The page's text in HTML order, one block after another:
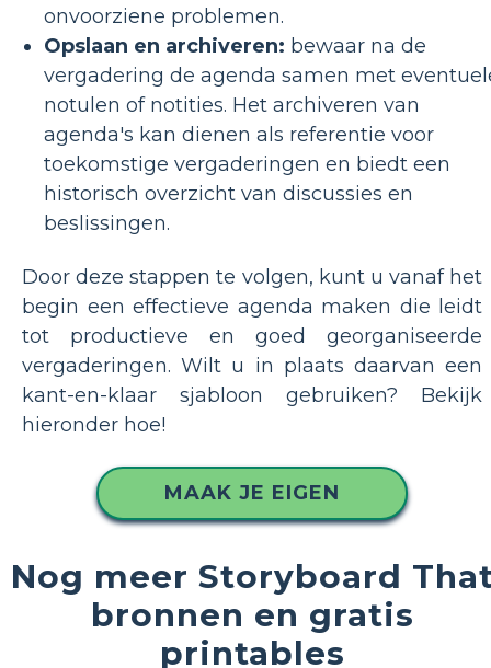
onvoorziene problemen.
Opslaan en archiveren: bewaar na de
vergadering de agenda samen met
notulen of notities. Het archiveren van
agenda's kan dienen als referentie voor
toekomstige vergaderingen en biedt een
historisch overzicht van discussies en
beslissingen.
Door deze stappen te volgen, kunt u vanaf het
begin een effectieve agenda maken die leidt
tot productieve en goed georganiseerde
vergaderingen. Wilt u in plaats daarvan een
kant-en-klaar sjabloon gebruiken? Bekijk
hieronder hoe!
MAAK JE EIGEN
Nog meer Storyboard
bronnen en gratis
printables